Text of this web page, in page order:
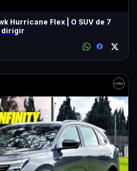
Hurricane Flex | O SUV de 7
dirigir